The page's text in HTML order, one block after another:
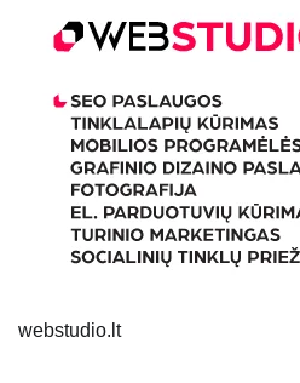
webstudio.lt